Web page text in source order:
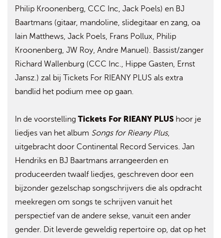
Philip Kroonenberg, CCC Inc, Jack Poels) en BJ
Baartmans (gitaar, mandoline, slidegitaar en zang, oa
Iain Matthews, Jack Poels, Frans Pollux, Philip
Kroonenberg, JW Roy, Andre Manuel). Bassist/zanger
Richard Wallenburg (CCC Inc., Hippe Gasten, Ernst
Jansz.) zal bij Tickets For RIEANY PLUS als extra
bandlid het podium mee op gaan.
In de voorstelling Tickets For RIEANY PLUS hoor je
liedjes van het album Songs for Rieany Plus,
uitgebracht door Continental Record Services. Jan
Hendriks en BJ Baartmans arrangeerden en
produceerden twaalf liedjes, geschreven door een
bijzonder gezelschap songschrijvers die als opdracht
meekregen om songs te schrijven vanuit het
perspectief van de andere sekse, vanuit een ander
gender. Dit leverde geweldig repertoire op, dat op het